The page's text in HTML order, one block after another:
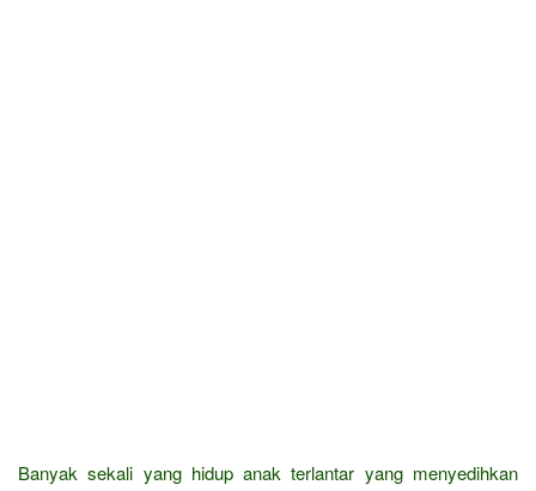
Banyak sekali yang hidup anak terlantar yang menyedihkan